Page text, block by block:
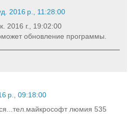
2016 р., 11:28:00
2016 г., 19:02:00
обновление программы.
р., 09:18:00
люмия 535